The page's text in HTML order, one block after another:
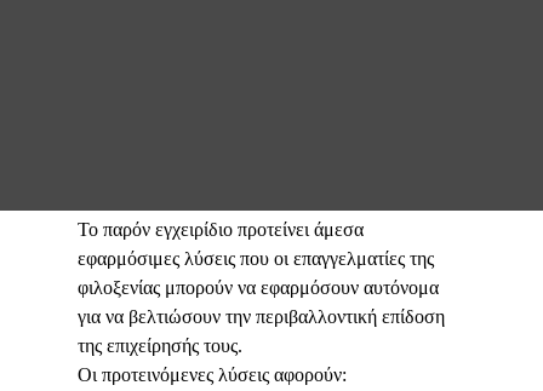
Το παρόν εγχειρίδιο προτείνει άμεσα
εφαρμόσιμες λύσεις που οι επαγγελματίες της
φιλοξενίας μπορούν να εφαρμόσουν αυτόνομα
για να βελτιώσουν την περιβαλλοντική επίδοση
της επιχείρησής τους.
Οι προτεινόμενες λύσεις αφορούν: